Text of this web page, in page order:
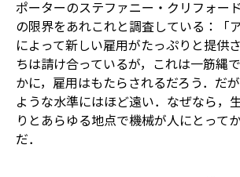
ポーターのステファニー・クリフォー
の限界をあれこれと調査している：「
によって新しい雇用がたっぷりと提供
ちは請け合っているが，これは一筋縄で
かに，雇用はもたらされるだろう．だ
ような水準にはほど遠い．なぜなら，
りとあらゆる地点で機械が人にとって
だ．